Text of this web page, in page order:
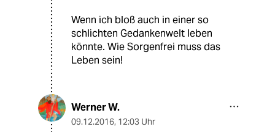
Wenn ich bloß auch in einer so
schlichten Gedankenwelt leben
könnte. Wie Sorgenfrei muss das
Leben sein!
Werner W.
09.12.2016, 12:03 Uhr